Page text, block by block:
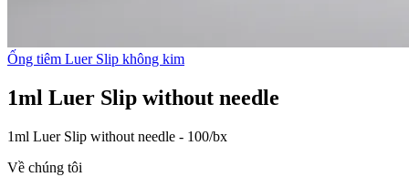
Ống tiêm Luer Slip không kim
1ml Luer Slip without needle
1ml Luer Slip without needle - 100/bx
Về chúng tôi